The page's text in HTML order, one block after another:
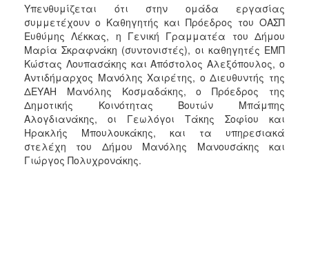
Υπενθυμίζεται ότι στην ομάδα εργασίας
συμμετέχουν ο Καθηγητής και Πρόεδρος του ΟΑΣΠ
Ευθύμης Λέκκας, η Γενική Γραμματέα του Δήμου
Μαρία Σκραφνάκη (συντονιστές), οι καθηγητές ΕΜΠ
Κώστας Λουπασάκης και Απόστολος Αλεξόπουλος, ο
Αντιδήμαρχος Μανόλης Χαιρέτης, ο Διευθυντής της
ΔΕΥΑΗ Μανόλης Κοσμαδάκης, ο Πρόεδρος της
Δημοτικής Κοινότητας Βουτών Μπάμπης
Αλογδιανάκης, οι Γεωλόγοι Τάκης Σοφίου και
Ηρακλής Μπουλουκάκης, και τα υπηρεσιακά
στελέχη του Δήμου Μανόλης Μανουσάκης και
Γιώργος Πολυχρονάκης.